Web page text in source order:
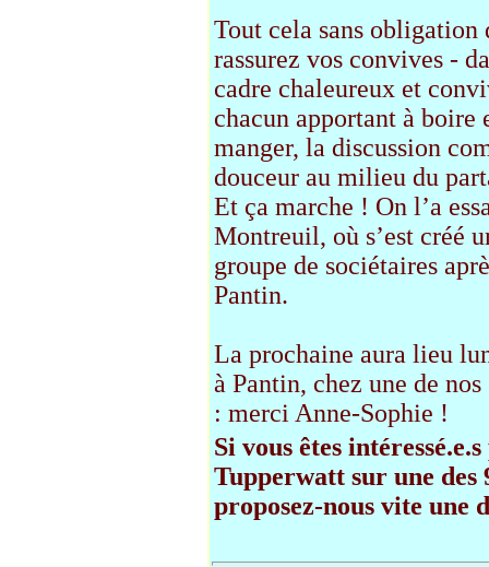
Tout cela sans obligation
rassurez vos convives -
cadre chaleureux et
chacun apportant à boire
manger, la discussion
douceur au milieu du
Et ça marche ! On l’a
Montreuil, où s’est créé
groupe de sociétaires
Pantin.
La prochaine aura lieu
à Pantin, chez une de
: merci Anne-Sophie !
Si vous êtes
Tupperwatt sur une des
proposez-nous vite une